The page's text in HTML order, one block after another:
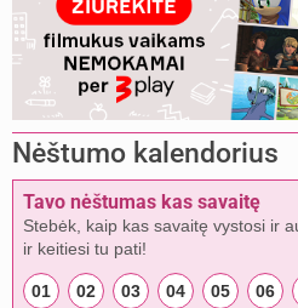
Nėštumo kalendorius
Tavo nėštumas kas savaitę
Stebėk, kaip kas savaitę vystosi ir
ir keitiesi tu pati!
01 02 03 04 05 06